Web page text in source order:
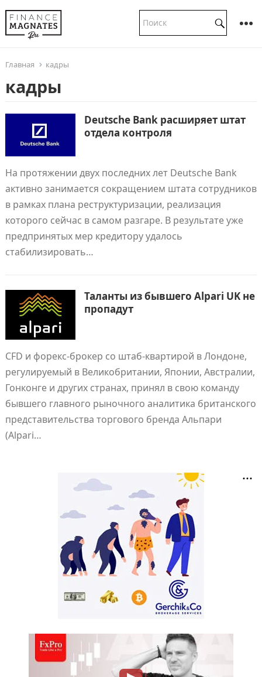
Главная кадры
кадры
Deutsche Bank расширяет штат
отдела контроля
На протяжении двух последних лет Deutsche Bank
активно занимается сокращением штата сотрудников
в рамках плана реструктуризации, реализация
которого сейчас в самом разгаре. В результате уже
предпринятых мер кредитору удалось
стабилизировать…
Таланты из бывшего Alpari UK не
пропадут
CFD и форекс-брокер со штаб-квартирой в Лондоне,
регулируемый в Великобритании, Японии, Австралии,
Гонконге и других странах, принял в свою команду
бывшего главного рыночного аналитика британского
представительства торгового бренда Альпари
(Alpari…